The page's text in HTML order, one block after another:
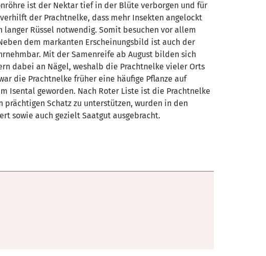
ist der Nektar tief in der Blüte verborgen und für
der Prachtnelke, dass mehr Insekten angelockt
Rüssel notwendig. Somit besuchen vor allem
dem markanten Erscheinungsbild ist auch der
Mit der Samenreife ab August bilden sich
dabei an Nägel, weshalb die Prachtnelke vieler Orts
die Prachtnelke früher eine häufige Pflanze auf
Isental geworden. Nach Roter Liste ist die Prachtnelke
Schatz zu unterstützen, wurden in den
sowie auch gezielt Saatgut ausgebracht.